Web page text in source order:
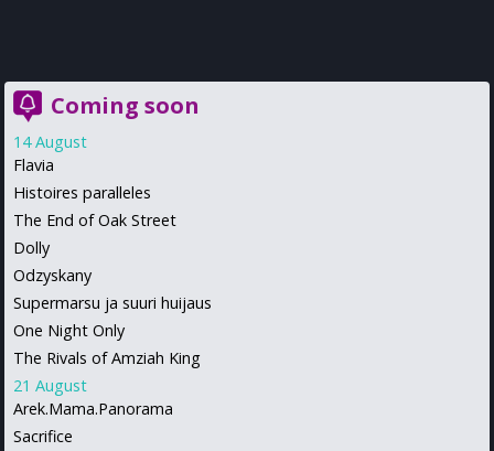
Coming soon
14 August
Flavia
Histoires paralleles
The End of Oak Street
Dolly
Odzyskany
Supermarsu ja suuri huijaus
One Night Only
The Rivals of Amziah King
21 August
Arek.Mama.Panorama
Sacrifice